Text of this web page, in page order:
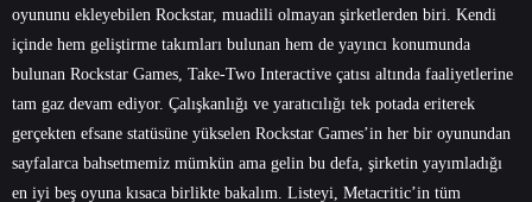
oyununu ekleyebilen Rockstar, muadili olmayan şirketlerden biri. Kendi
içinde hem geliştirme takımları bulunan hem de yayıncı konumunda
bulunan Rockstar Games, Take-Two Interactive çatısı altında faaliyetlerine
tam gaz devam ediyor. Çalışkanlığı ve yaratıcılığı tek potada eriterek
gerçekten efsane statüsüne yükselen Rockstar Games’in her bir oyunundan
sayfalarca bahsetmemiz mümkün ama gelin bu defa, şirketin yayımladığı
en iyi beş oyuna kısaca birlikte bakalım. Listeyi, Metacritic’in tüm